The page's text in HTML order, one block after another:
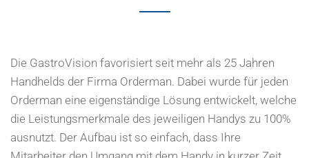
Die GastroVision favorisiert seit mehr als 25 Jahren
Handhelds der Firma Orderman. Dabei wurde für jeden
Orderman eine eigenständige Lösung entwickelt, welche
die Leistungsmerkmale des jeweiligen Handys zu 100%
ausnutzt. Der Aufbau ist so einfach, dass Ihre